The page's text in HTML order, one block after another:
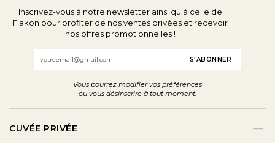
Inscrivez-vous à notre newsletter ainsi qu'à celle de
Flakon pour profiter de nos ventes privées et recevoir
nos offres promotionnelles !
Email
Vous pourrez modifier vos préférences
ou vous désinscrire à tout moment.
CUVÉE PRIVÉE